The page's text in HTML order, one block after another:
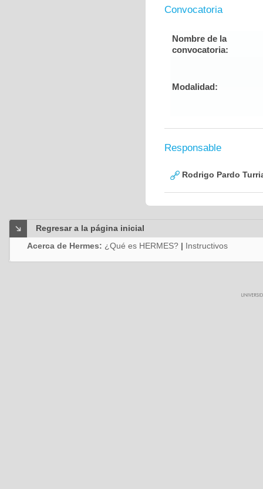
Convocatoria
Nombre de la
convocatoria:
Modalidad:
Responsable
Rodrigo Pardo
Regresar a la página inicial
Acerca de Hermes: ¿Qué es HERMES? | Instructivos